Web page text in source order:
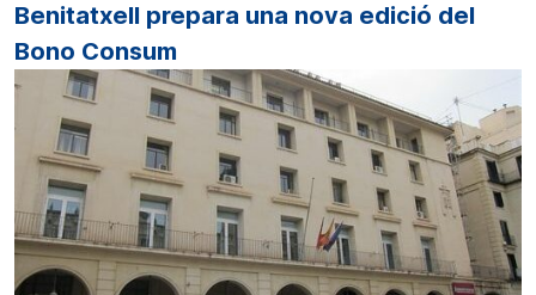
Benitatxell prepara una nova edició del
Bono Consum